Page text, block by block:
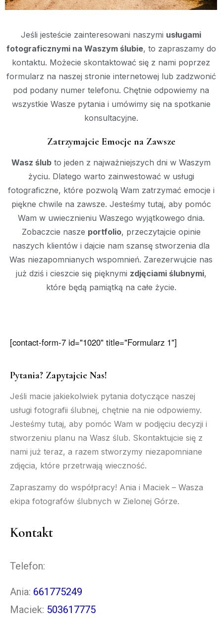
Jeśli jesteście zainteresowani naszymi usługami
fotograficznymi na Waszym ślubie, to zapraszamy do
kontaktu. Możecie skontaktować się z nami poprzez
formularz na naszej stronie internetowej lub zadzwonić
pod podany numer telefonu. Chętnie odpowiemy na
wszystkie Wasze pytania i umówimy się na spotkanie
konsultacyjne.
Zatrzymajcie Emocje na Zawsze
Wasz ślub to jeden z najważniejszych dni w Waszym
życiu. Dlatego warto zainwestować w usługi
fotograficzne, które pozwolą Wam zatrzymać emocje i
piękne chwile na zawsze. Jesteśmy tutaj, aby pomóc
Wam w uwiecznieniu Waszego wyjątkowego dnia.
Zobaczcie nasze portfolio, przeczytajcie opinie
naszych klientów i dajcie nam szansę stworzenia dla
Was niezapomnianych wspomnień. Zarezerwujcie nas
już dziś i cieszcie się pięknymi zdjęciami ślubnymi,
które będą pamiątką na całe życie.
[contact-form-7 id="1020" title="Formularz 1"]
Pytania? Zapytajcie Nas!
Jeśli macie jakiekolwiek pytania dotyczące naszej
usługi fotografii ślubnej, chętnie na nie odpowiemy.
Jesteśmy tutaj, aby pomóc Wam w podjęciu decyzji i
stworzeniu planu na Wasz ślub. Skontaktujcie się z
nami już teraz, a razem stworzymy niezapomniane
zdjęcia, które przetrwają wieczność.
Zapraszamy do współpracy! Ania i Maciek – Wasza
ekipa fotografów ślubnych w Zielonej Górze.
Kontakt
Telefon:
Ania: 661775249
Maciek: 503617775